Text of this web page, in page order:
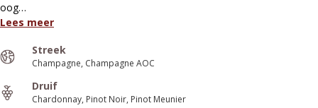
oog…
Lees meer
Streek
Champagne Champagne AOC
Druif
Chardonnay Pinot Noir Pinot Meunier